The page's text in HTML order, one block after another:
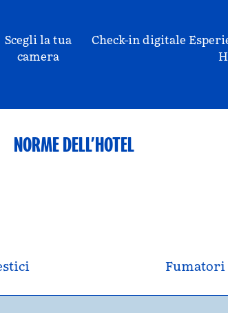
Scegli la tua
camera
Check-in digitale
NORME DELL’HOTEL
Fumatori